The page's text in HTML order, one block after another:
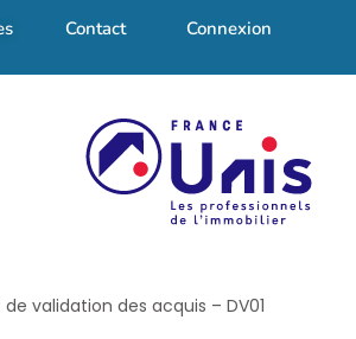
Contact Connexion
de validation des acquis – DV01